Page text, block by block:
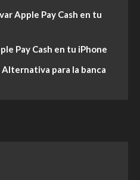
Apple Pay Cash en tu
Pay Cash en tu iPhone
Alternativa para la banca